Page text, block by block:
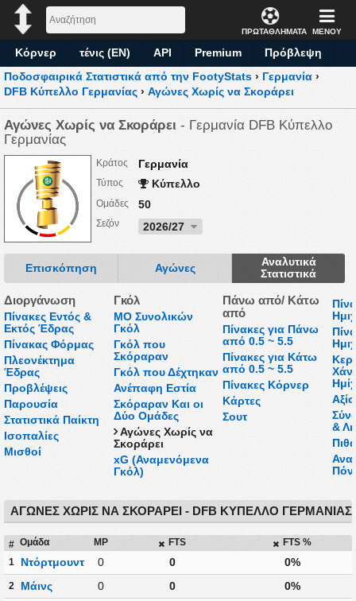
ΠΡΩΤΑΘΛΗΜΑΤΑ ΜΕΝΟΥ
Κόρνερ τένις (EN) API Premium
Πρόβλεψη
Ποδοσφαιρικά Στατιστικά από την FootyStats › Γερμανία ›
DFB Κύπελλο Γερμανίας › Αγώνες Χωρίς να Σκοράρει
Αγώνες Χωρίς να Σκοράρει - Γερμανία DFB Κύπελλο
Γερμανίας
Κράτος Γερμανία
Τύπος Κύπελλο
Ομάδες 50
Σεζόν 2026/27
Επισκόπηση Αγώνες
Αναλυτικά
Στατιστικά
Διοργάνωση
Πίνακες Εντός &
Εκτός Έδρας
Πίνακας Φόρμας
Πλεονέκτημα
Έδρας
Προβλέψεις
Παρουσία
Στατιστικά Παίκτη
Ισοπαλίες
Μισθοί
Γκόλ
ΜΟ Συνολικών
Γκόλ
Γκόλ που
Σκόραραν
Γκόλ που Δέχτηκαν
Ανέπαφη Εστία
Σκόραραν Και οι
Δύο Ομάδες
Αγώνες Χωρίς να
Σκοράρει
xG (Αναμενόμενα
Γκόλ)
Πάνω από/ Κάτω
από
Πίνακες για Πάνω
από 0.5 ~ 5.5
Πίνακες για Κάτω
από 0.5 ~ 5.5
Πίνακες Κόρνερ
Κάρτες
Σουτ
&
ΑΓΏΝΕΣ ΧΩΡΊΣ ΝΑ ΣΚΟΡΆΡΕΙ - DFB ΚΎΠΕΛΛΟ ΓΕΡΜΑΝΊΑΣ
# Ομάδα MP FTS
FTS %
1
Ντόρτμουντ 0 0 0%
2 Μάινς 0 0 0%